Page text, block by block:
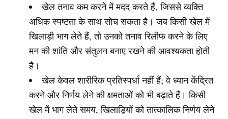
खेल तनाव कम करने में मदद करते हैं, जिससे व्यक्ति
अधिक स्पष्टता के साथ सोच सकता है। जब किसी खेल में
खिलाड़ी भाग लेते हैं, तो उनको तनाव रिलीफ करने के लिए
मन की शांति और संतुलन बनाए रखने की आवश्यकता होती
है।
खेल केवल शारीरिक प्रतिस्पर्धा नहीं हैं; वे ध्यान केंद्रित
करने और निर्णय लेने की क्षमताओं को भी बढ़ाते हैं। किसी
खेल में भाग लेते समय, खिलाड़ियों को तात्कालिक निर्णय लेने